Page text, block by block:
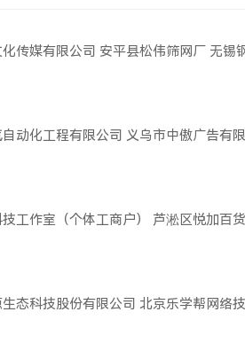
传媒有限公司 安平县松伟筛网厂 无锡
动化工程有限公司 义乌市中傲广告有
工作室（个体工商户） 芦淞区悦加百
态科技股份有限公司 北京乐学帮网络